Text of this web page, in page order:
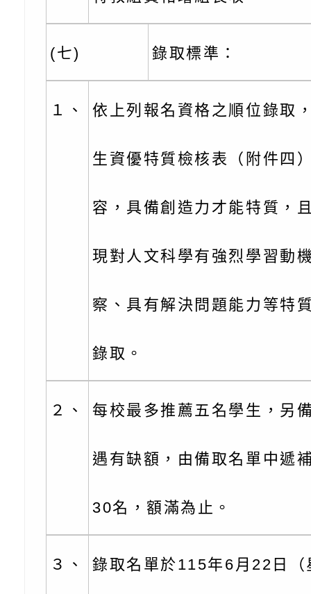
展」活動
學研習」實施計畫(
心」、「自造教育及
中心」及「國中小職
習營」等師生，參訪
「第56屆全國技能競
轉知本市辦理「115
者保齡球賽」
檢送桃園市政府LED
字稿及LCD託播影（
轉知衛生福利部社會
檢送該部國民健康署
產期高風險孕產婦（
關懷計畫」說明1份
有關社團法人中華民
家長協會(以下稱該
「115年度『視界同
場線上座談會」活動
檢送桃園市政府家庭
「小桃家3月課程資
檢送本府新聞處115
宣導影像素材
月份公共服務政策溝
其合輯一覽表1份（
檢送桃園市立慈文國
「115學年度體育班
函轉有關司法院辦理
擬舉辦『教出會思考
孩-2026森林小學巡
桃園市八德區大成國
辦「桃園市115學年
長說明會
有關本局製作本市「
辦「桃園市115學年
藝術才能國樂班鑑定
長說明會
轉知國立高雄師範大
「2026全國特殊教
學術研討會」暨徵稿
函轉內政部檢送修
反詐宣導影片連結一
函轉內政部為強化社
詐知能及宣導檢察官
檢送本市馬祖新村眷
(七) 錄取標準：
１、 依上列報名資格之順位錄取
生資優特質檢核表（附件四
容，具備創造力才能特質，
現對人文科學有強烈學習動
察、具有解決問題能力等特
錄取。
２、 每校最多推薦五名學生，另
遇有缺額，由備取名單中遞
30名，額滿為止。
３、 錄取名單於115年6月22日